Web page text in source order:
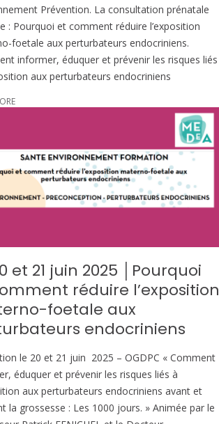
Prévention. La consultation prénatale
: Pourquoi et comment réduire l’exposition
foetale aux perturbateurs endocriniens.
informer, éduquer et prévenir les risques liés
aux perturbateurs endocriniens
et 21 juin 2025 │Pourquoi
réduire l’exposition
foetale aux
endocriniens
le 20 et 21 juin 2025 – OGDPC « Comment
éduquer et prévenir les risques liés à
aux perturbateurs endocriniens avant et
la grossesse : Les 1000 jours. » Animée par le